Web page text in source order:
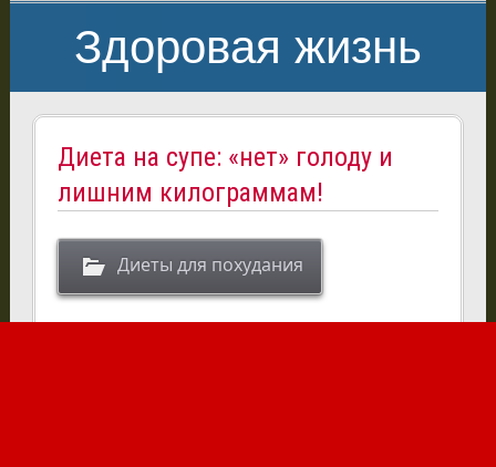
Здоровая жизнь
Диета на супе: «нет» голоду и
лишним килограммам!
Диеты для похудания